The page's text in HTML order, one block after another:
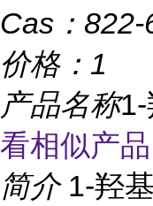
Cas： 822-
价格： 1
产品名称
看相似产
简介 1-羟